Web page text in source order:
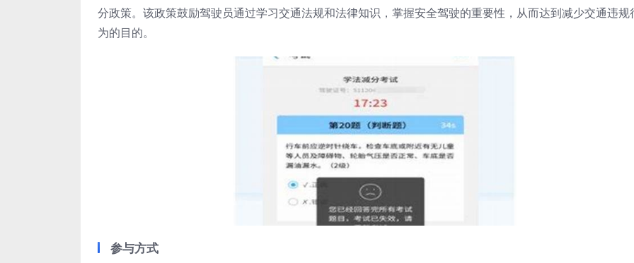
分政策。该政策鼓励驾驶员通过学习交通法规和法律知识，掌握安全驾驶的重要性，从而达到减少交通违规
为的目的。
参与方式